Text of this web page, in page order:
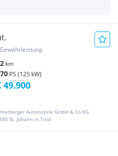
km
PS (125 kW)
Automobile GmbH & Co KG
St. Johann in Tirol
49.900